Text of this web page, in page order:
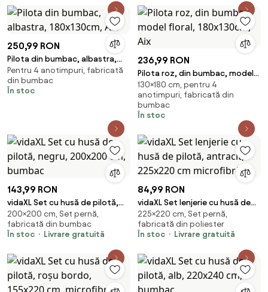
250,99 RON
Pilota din bumbac, albastra,
180x130cm, Aix
Pentru 4 anotimpuri, fabricată
din bumbac
În stoc
236,99 RON
Pilota roz, din bumbac, model
floral, 180x130cm, Aix
130×180 cm, pentru 4
anotimpuri, fabricată din
bumbac
În stoc
143,99 RON
vidaXL Set cu husă de pilotă,
negru, 200x200 cm, bumbac
200×200 cm, Set pernă,
fabricată din bumbac
În stoc
Livrare gratuită
84,99 RON
vidaXL Set lenjerie cu husă de
pilotă, antracit, 225x220 cm
microfibră
225×220 cm, Set pernă,
fabricată din poliester
În stoc
Livrare gratuită